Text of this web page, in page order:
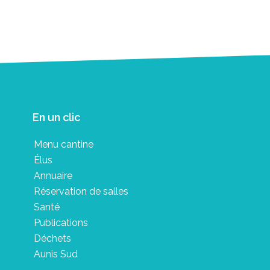
En un clic
Menu cantine
Élus
Annuaire
Réservation de salles
Santé
Publications
Déchets
Aunis Sud